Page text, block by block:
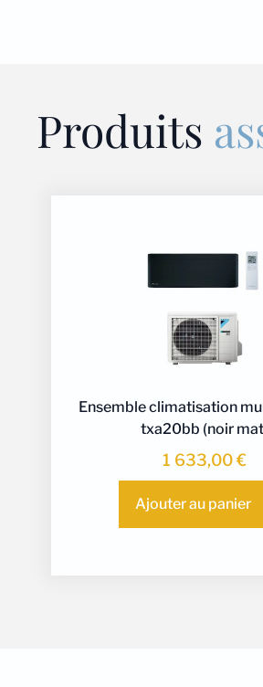
Produits
Ensemble climatisation
txa20bb (noir
1 633,00€
Ajouter au panier